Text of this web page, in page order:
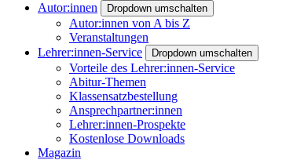
Autor:innen
Dropdown umschalten
Autor:innen von A bis Z
Veranstaltungen
Lehrer:innen-Service
Dropdown umschalten
Vorteile des Lehrer:innen-Service
Abitur-Themen
Klassensatzbestellung
Ansprechpartner:innen
Lehrer:innen-Prospekte
Kostenlose Downloads
Magazin